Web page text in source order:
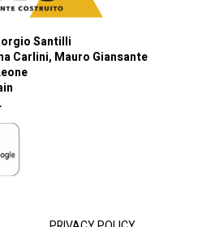
Santilli
Carlini, Mauro Giansante